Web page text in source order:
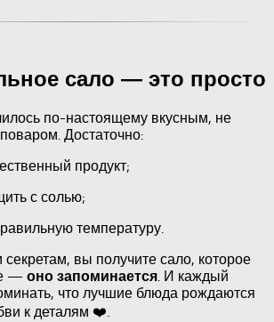
сало — это просто
по-настоящему вкусным, не
Достаточно:
продукт;
с солью;
температуру.
вы получите сало, которое
— оно запоминается. И каждый
что лучшие блюда рождаются
к деталям ❤️.